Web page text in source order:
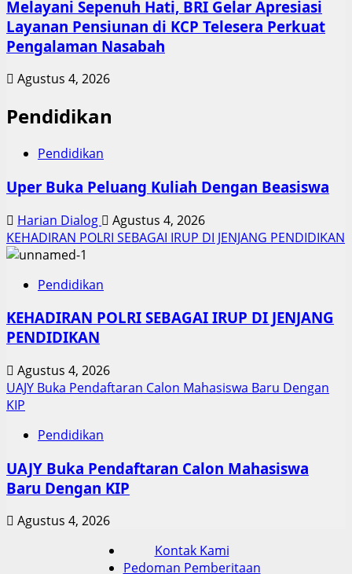
Melayani Sepenuh Hati, BRI Gelar Apresiasi
Layanan Pensiunan di KCP Telesera Perkuat
Pengalaman Nasabah
Agustus 4, 2026
Pendidikan
Pendidikan
Uper Buka Peluang Kuliah Dengan Beasiswa
Harian Dialog
Agustus 4, 2026
KEHADIRAN POLRI SEBAGAI IRUP DI JENJANG PENDIDIKAN
Pendidikan
KEHADIRAN POLRI SEBAGAI IRUP DI JENJANG
PENDIDIKAN
Agustus 4, 2026
UAJY Buka Pendaftaran Calon Mahasiswa Baru Dengan
KIP
Pendidikan
UAJY Buka Pendaftaran Calon Mahasiswa
Baru Dengan KIP
Agustus 4, 2026
Kontak Kami
Pedoman Pemberitaan